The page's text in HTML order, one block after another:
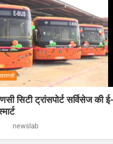
वाराणसी
सिटी ट्रांसपोर्ट सर्विसेज की
newslab